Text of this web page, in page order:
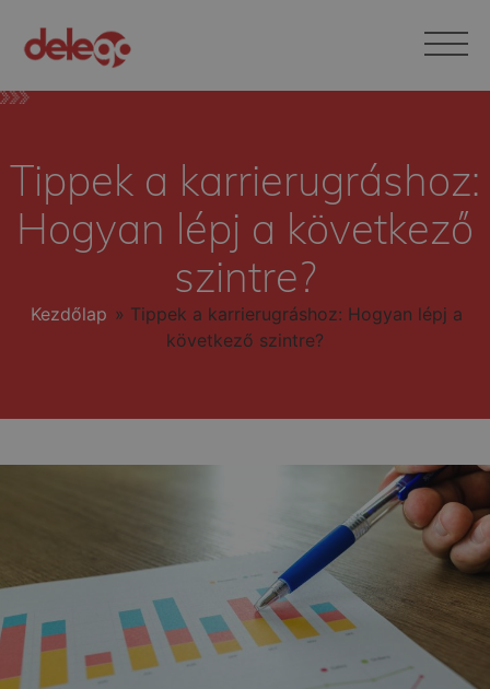
Tippek a karrierugráshoz:
Hogyan lépj a következő
szintre?
Kezdőlap » Tippek a karrierugráshoz: Hogyan lépj a
következő szintre?